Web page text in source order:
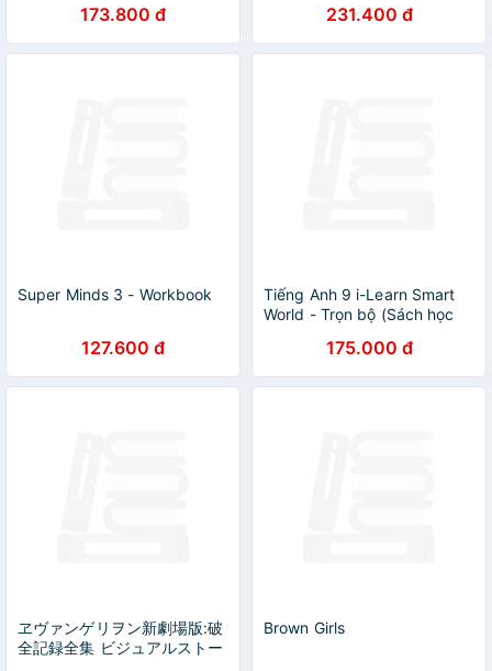
173.800 đ 231.400 đ
Super Minds 3 - Workbook
127.600 đ
Tiếng Anh 9 i-Learn Smart
World - Trọn bộ (Sách học
Notebook)175.000 đ
ヱヴァンゲリヲン新劇場版:破
全記録全集 ビジュアルストー
Brown Girls